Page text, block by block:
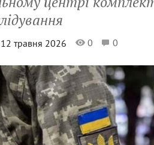
травня 2026 0 0